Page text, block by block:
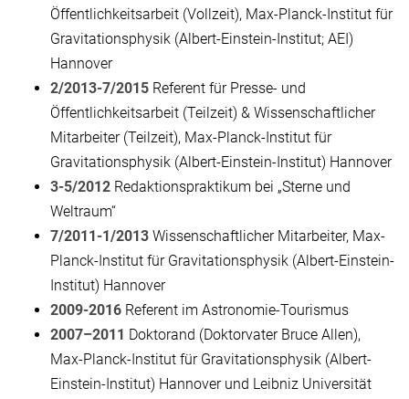
Öffentlichkeitsarbeit (Vollzeit), Max-Planck-Institut für
Gravitationsphysik (Albert-Einstein-Institut; AEI)
Hannover
2/2013-7/2015 Referent für Presse- und
Öffentlichkeitsarbeit (Teilzeit) & Wissenschaftlicher
Mitarbeiter (Teilzeit), Max-Planck-Institut für
Gravitationsphysik (Albert-Einstein-Institut) Hannover
3-5/2012 Redaktionspraktikum bei „Sterne und
Weltraum“
7/2011-1/2013 Wissenschaftlicher Mitarbeiter, Max-
Planck-Institut für Gravitationsphysik (Albert-Einstein-
Institut) Hannover
2009-2016 Referent im Astronomie-Tourismus
2007–2011 Doktorand (Doktorvater Bruce Allen),
Max-Planck-Institut für Gravitationsphysik (Albert-
Einstein-Institut) Hannover und Leibniz Universität